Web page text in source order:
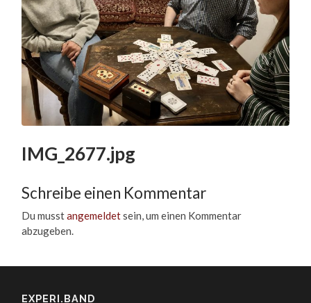
IMG_2677.jpg
Schreibe einen Kommentar
Du musstangemeldetsein, um einen Kommentar
abzugeben.
EXPERI.BAND